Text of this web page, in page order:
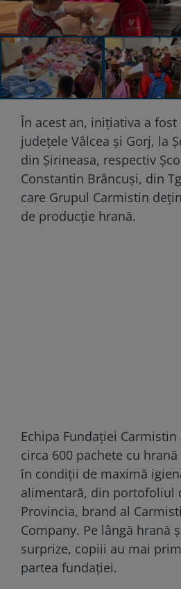
În acest an, inițiativa a
județele Vâlcea și Gorj, la
din Șirineasa, respectiv
Constantin Brâncuși, din
care Grupul Carmistin
de producție hrană.
Echipa Fundației
circa 600 pachete cu
în condiții de maximă
alimentară, din portofoliul
Provincia, brand al
Company. Pe lângă hrană
surprize, copiii au mai
partea fundației.